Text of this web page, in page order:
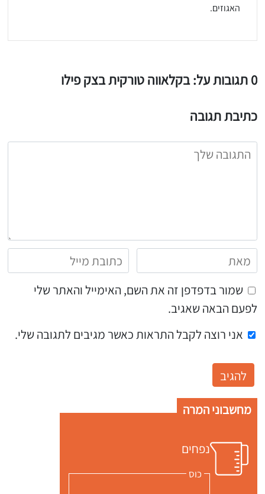
האגוזים.
0 תגובות על: בקלאווה טורקית בצק פילו
כתיבת תגובה
שמור בדפדפן זה את השם, האימייל והאתר שלי
לפעם הבאה שאגיב.
אני רוצה לקבל התראות כאשר מגיבים לתגובה שלי.
מחשבוני המרה
נפחים
כוס